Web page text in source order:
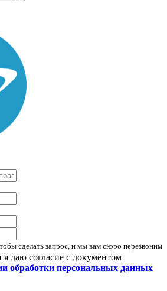
сделать запрос, и мы вам скоро перезвоним
даю согласие с документом
обработки персональных данных